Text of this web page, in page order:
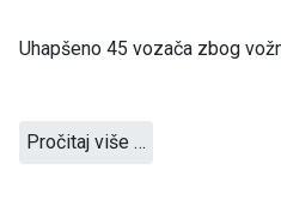
Uhapšeno 45 vozača zbog
Pročitaj više …